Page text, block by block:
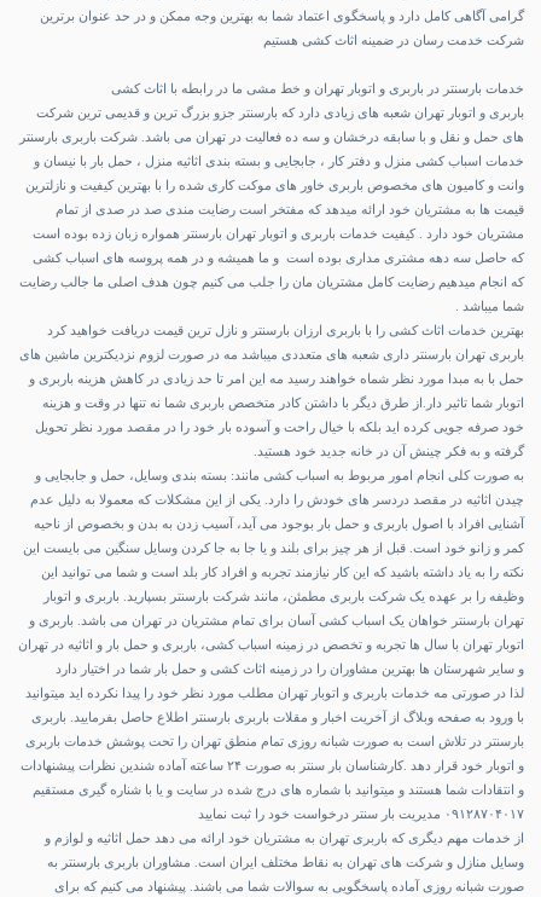
گرامی آگاهی کامل دارد و پاسخگوی اعتماد شما به بهترین وجه ممکن و در حد عنوان برترین
شرکت خدمت رسان در ضمینه اثاث کشی هستیم
خدمات بارسنتر در باربری و اتوبار تهران و خط مشی ما در رابطه با اثاث کشی
باربری و اتوبار تهران شعبه های زیادی دارد که بارسنتر جزو بزرگ ترین و قدیمی ترین شرکت
های حمل و نقل و با سابقه درخشان و سه ده فعالیت در تهران می باشد. شرکت باربری بارسنتر
خدمات اسباب کشی منزل و دفتر کار ، جابجایی و بسته بندی اثاثیه منزل ، حمل بار با نیسان و
وانت و کامیون های مخصوص باربری خاور های موکت کاری شده را با بهترین کیفیت و نازلترین
قیمت ها به مشتریان خود ارائه میدهد که مفتخر است رضایت مندی صد در صدی از تمام
مشتریان خود دارد . کیفیت خدمات باربری و اتوبار تهران بارسنتر همواره زبان زده بوده است
که حاصل سه دهه مشتری مداری بوده است و ما همیشه و در همه پروسه های اسباب کشی
که انجام میدهیم رضایت کامل مشتریان مان را جلب می کنیم چون هدف اصلی ما جالب رضایت
شما میباشد .
بهترین خدمات اثاث کشی را با باربری ارزان بارسنتر و نازل ترین قیمت دریافت خواهید کرد
باربری تهران بارسنتر داری شعبه های متعددی میباشد مه در صورت لزوم نزدیکترین ماشین های
حمل با به مبدا مورد نظر شماه خواهند رسید مه این امر تا حد زیادی در کاهش هزینه باربری و
اتوبار شما تاثیر دار.از طرق دیگر با داشتن کادر متخصص باربری شما نه تنها در وقت و هزینه
خود صرفه جویی کرده اید بلکه با خیال راحت و آسوده بار خود را در مقصد مورد نظر تحویل
گرفته و به فکر چینش آن در خانه جدید خود هستید.
به صورت کلی انجام امور مربوط به اسباب کشی مانند: بسته بندی وسایل، حمل و جابجایی و
چیدن اثاثیه در مقصد دردسر های خودش را دارد. یکی از این مشکلات که معمولا به دلیل عدم
آشنایی افراد با اصول باربری و حمل بار بوجود می آید، آسیب زدن به بدن و بخصوص از ناحیه
کمر و زانو خود است. قبل از هر چیز برای بلند و یا جا به جا کردن وسایل سنگین می بایست این
نکته را به یاد داشته باشید که این کار نیازمند تجربه و افراد کار بلد است و شما می توانید این
وظیفه را بر عهده یک شرکت باربری مطمئن، مانند شرکت بارسنتر بسپارید. باربری و اتوبار
تهران بارسنتر خواهان یک اسباب کشی آسان برای تمام مشتریان در تهران می باشد. باربری و
اتوبار تهران با سال ها تجربه و تخصص در زمینه اسباب کشی، باربری و حمل بار و اثاثیه در تهران
و سایر شهرستان ها بهترین مشاوران را در زمینه اثاث کشی و حمل بار شما در اختیار دارد
لذا در صورتی مه خدمات باربری و اتوبار تهران مطلب مورد نظر خود را پیدا نکرده اید میتوانید
با ورود به صفحه وبلاگ از آخریت اخبار و مقلات باربری بارسنتر اطلاع حاصل بفرمایید. باربری
بارسنتر در تلاش است به صورت شبانه روزی تمام منطق تهران را تحت پوشش خدمات باربری
و اتوبار خود قرار دهد .کارشناسان بار سنتر به صورت ۲۴ ساعته آماده شندین نظرات پیشنهادات
و انتقادات شما هستند و میتوانید با شماره های درج شده در سایت و یا با شناره گیری مستقیم
۰۹۱۲۸۷۰۴۰۱۷ مدیریت بار سنتر درخواست خود را ثبت نمایید
از خدمات مهم دیگری که باربری تهران به مشتریان خود ارائه می دهد حمل اثاثیه و لوازم و
وسایل منازل و شرکت های تهران به نقاط مختلف ایران است. مشاوران باربری بارسنتر به
صورت شبانه روزی آماده پاسخگویی به سوالات شما می باشند. پیشنهاد می کنیم که برای